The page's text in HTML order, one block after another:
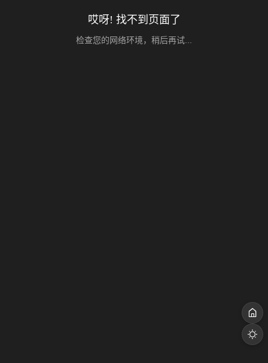
哎呀! 找不到页面了
检查您的网络环境，稍后再试...